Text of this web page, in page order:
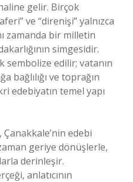
gelir. Birçok
ve “direnişi” yalnızca
zamanda bir milletin
simgesidir.
sembolize edilir; vatanın
bağlılığı ve toprağın
edebiyatın temel yapı
Çanakkale’nin edebi
geriye dönüşlerle,
derinleşir.
anlatıcının